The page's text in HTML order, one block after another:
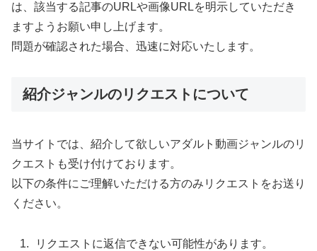
は、該当する記事のURLや画像URLを明示していただき
ますようお願い申し上げます。
問題が確認された場合、迅速に対応いたします。
紹介ジャンルのリクエストについて
当サイトでは、紹介して欲しいアダルト動画ジャンルのリ
クエストも受け付けております。
以下の条件にご理解いただける方のみリクエストをお送り
ください。
リクエストに返信できない可能性があります。